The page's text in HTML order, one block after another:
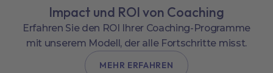
Impact und ROI von Coaching
Erfahren Sie den ROI Ihrer Coaching-Programme
mit unserem Modell, der alle Fortschritte misst.
MEHR ERFAHREN